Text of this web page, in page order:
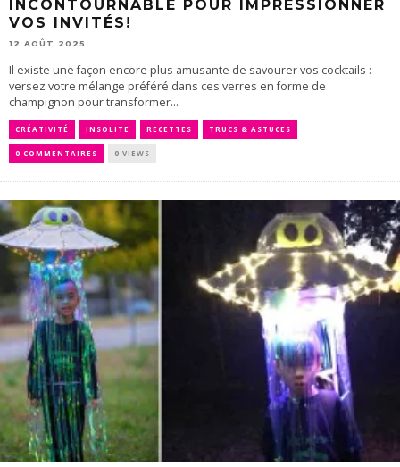
INCONTOURNABLE POUR IMPRESSIONNER
VOS INVITÉS!
12 AOÛT 2025
Il existe une façon encore plus amusante de savourer vos cocktails :
versez votre mélange préféré dans ces verres en forme de
champignon pour transformer...
CRÉATIVITÉ INSOLITE RECETTES TRUCS & ASTUCES
0 COMMENTAIRES 0 VIEWS